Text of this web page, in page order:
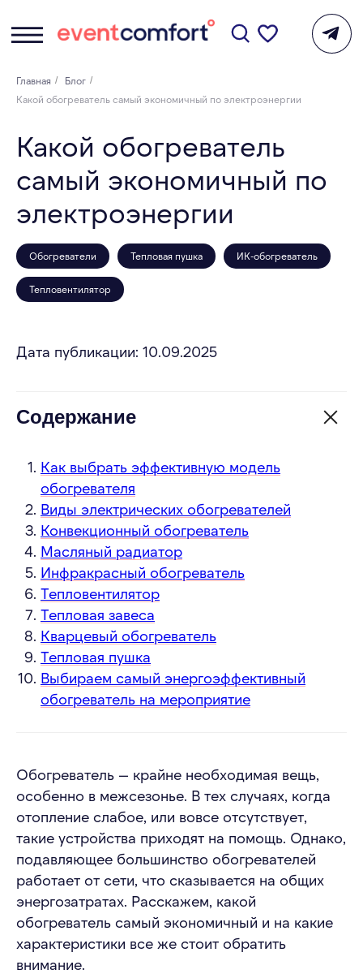
Главная / Блог /
Какой обогреватель самый экономичный по электроэнергии
Какой обогреватель
самый экономичный по
электроэнергии
Обогреватели Тепловая пушка ИК-обогреватель
Тепловентилятор
Дата публикации: 10.09.2025
Содержание
Как выбрать эффективную модель
обогревателя
Виды электрических обогревателей
Конвекционный обогреватель
Масляный радиатор
Инфракрасный обогреватель
Тепловентилятор
Тепловая завеса
Кварцевый обогреватель
Тепловая пушка
Выбираем самый энергоэффективный
обогреватель на мероприятие
Обогреватель — крайне необходимая вещь,
особенно в межсезонье. В тех случаях, когда
отопление слабое, или вовсе отсутствует,
такие устройства приходят на помощь. Однако,
подавляющее большинство обогревателей
работает от сети, что сказывается на общих
энергозатратах. Расскажем, какой
обогреватель самый экономичный и на какие
характеристики все же стоит обратить
внимание.